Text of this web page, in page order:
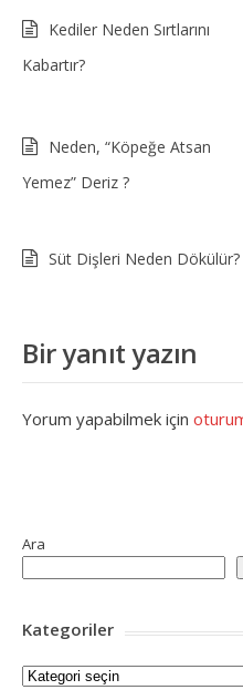
Kediler Neden Sırtlarını
Kabartır?
Neden, “Köpeğe Atsan
Yemez” Deriz ?
Süt Dişleri Neden Dökülür?
Bir yanıt yazın
Yorum yapabilmek için
Ara
Kategoriler
Kategoriler